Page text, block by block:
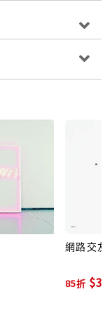
The
專輯【The
）製作，
業殺手的女主
搖滾精神的迷
愛爾蘭貝爾法
夜對話的悲傷
緝哈草者情節的
年少歲月，與
流行搖滾勁
恐懼感受，曲
寫給不知道自己網路交友
85折